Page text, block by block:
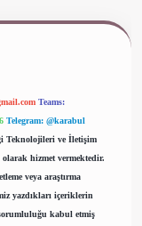
Teams:
Telegram: @karabul
Teknolojileri ve İletişim
hizmet vermektedir.
veya araştırma
yazdıkları içeriklerin
kabul etmiş